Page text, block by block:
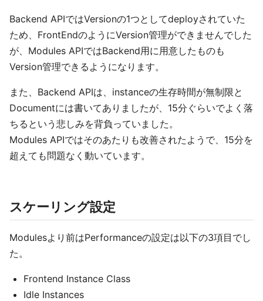
Backend APIではVersionの1つとしてdeployされていた
ため、FrontEndのようにVersion管理ができませんでした
が、Modules APIではBackend用に用意したものも
Version管理できるようになります。
また、Backend APIは、instanceの生存時間が無制限と
Documentには書いてありましたが、15分ぐらいでよく落
ちるという悲しみを背負っていました。
Modules APIではそのあたりも改善されたようで、15分を
超えても問題なく動いています。
スケーリング設定
Modulesより前はPerformanceの設定は以下の3項目でし
た。
Frontend Instance Class
Idle Instances